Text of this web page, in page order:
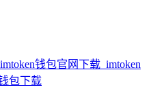
imtoken钱包官网下载_imtoken
包下载